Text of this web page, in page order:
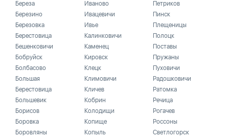
Береза
Березино
Березовка
Берестовица
Бешенковичи
Бобруйск
Болбасово
Большая
Берестовица
Большевик
Борисов
Боровка
Боровляны
Иваново
Ивацевичи
Ивье
Калинковичи
Каменец
Кировск
Клецк
Климовичи
Кличев
Кобрин
Колодищи
Копище
Копыль
Петриков
Пинск
Плещеницы
Полоцк
Поставы
Пружаны
Пуховичи
Радошковичи
Ратомка
Речица
Рогачев
Россоны
Светлогорск